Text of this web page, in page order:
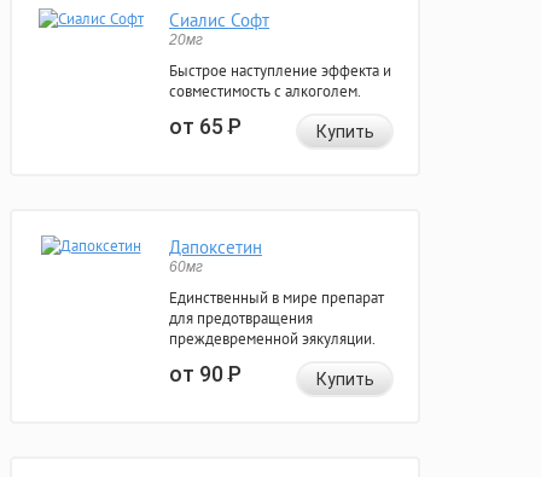
Сиалис Софт
20мг
Быстрое наступление эффекта и
совместимость с алкоголем.
от 65Р Купить
Дапоксетин
60мг
Единственный в мире препарат
для предотвращения
преждевременной эякуляции.
от 90Р Купить